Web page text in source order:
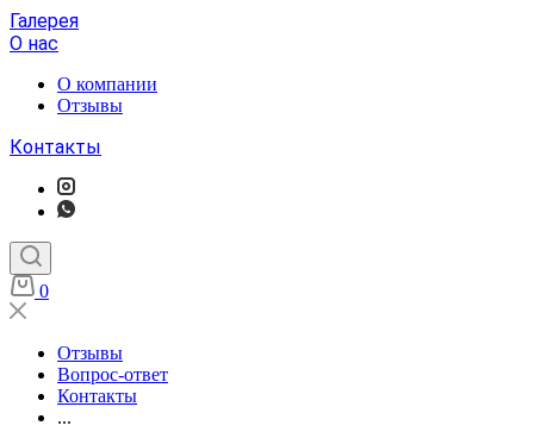
Галерея
О нас
О компании
Отзывы
Контакты
0
Отзывы
Вопрос-ответ
Контакты
...